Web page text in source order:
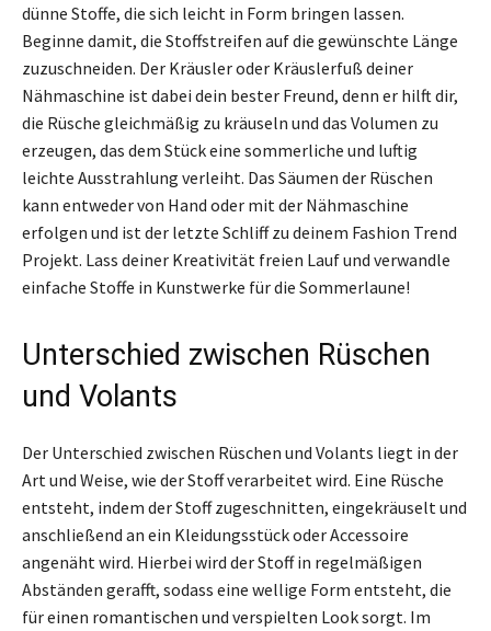
dünne Stoffe, die sich leicht in Form bringen lassen.
Beginne damit, die Stoffstreifen auf die gewünschte Länge
zuzuschneiden. Der Kräusler oder Kräuslerfuß deiner
Nähmaschine ist dabei dein bester Freund, denn er hilft dir,
die Rüsche gleichmäßig zu kräuseln und das Volumen zu
erzeugen, das dem Stück eine sommerliche und luftig
leichte Ausstrahlung verleiht. Das Säumen der Rüschen
kann entweder von Hand oder mit der Nähmaschine
erfolgen und ist der letzte Schliff zu deinem Fashion Trend
Projekt. Lass deiner Kreativität freien Lauf und verwandle
einfache Stoffe in Kunstwerke für die Sommerlaune!
Unterschied zwischen Rüschen
und Volants
Der Unterschied zwischen Rüschen und Volants liegt in der
Art und Weise, wie der Stoff verarbeitet wird. Eine Rüsche
entsteht, indem der Stoff zugeschnitten, eingekräuselt und
anschließend an ein Kleidungsstück oder Accessoire
angenäht wird. Hierbei wird der Stoff in regelmäßigen
Abständen gerafft, sodass eine wellige Form entsteht, die
für einen romantischen und verspielten Look sorgt. Im